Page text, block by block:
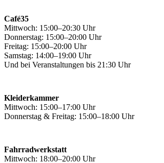
Café35
Mittwoch: 15:00–20:30 Uhr
Donnerstag: 15:00–20:00 Uhr
Freitag: 15:00–20:00 Uhr
Samstag: 14:00–19:00 Uhr
Und bei Veranstaltungen bis 21:30 Uhr
Kleiderkammer
Mittwoch: 15:00–17:00 Uhr
Donnerstag & Freitag: 15:00–18:00 Uhr
Fahrradwerkstatt
Mittwoch: 18:00–20:00 Uhr